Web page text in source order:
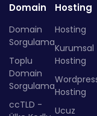
Domain
Domain
Sorgulama
Toplu
Domain
Sorgulama
ccTLD -
Hosting
Hosting
Kurumsal
Hosting
Hosting
Ucuz